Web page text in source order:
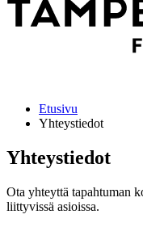
Etusivu
Yhteystiedot
Yhteystiedot
Ota yhteyttä tapahtuman
liittyvissä asioissa.